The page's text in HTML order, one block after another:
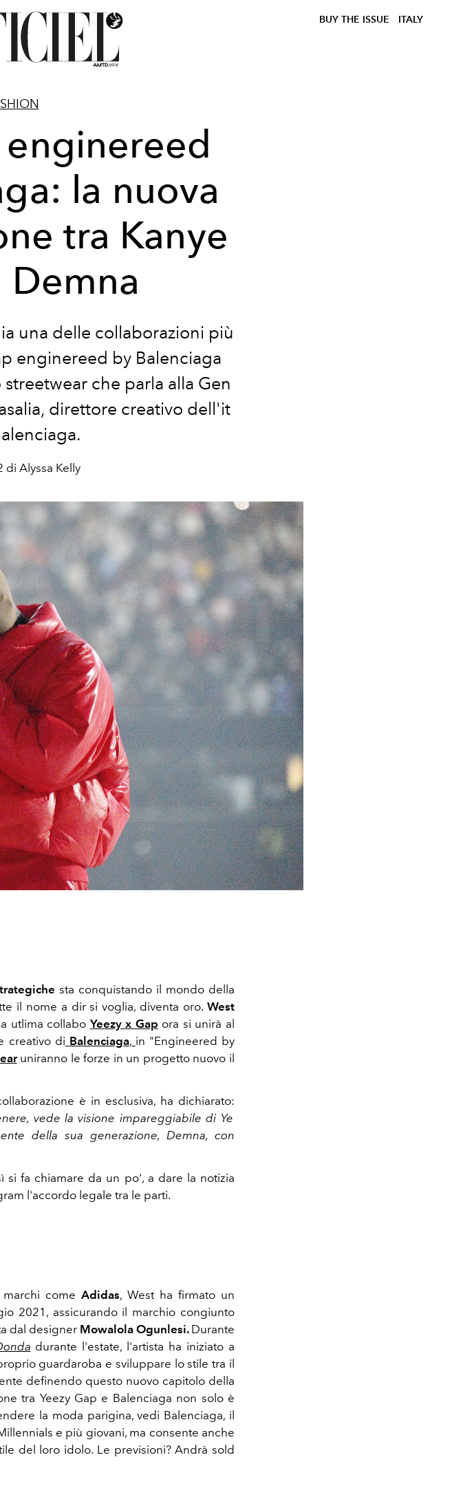
BUY THE ISSUE ITALY
enginereed
la nuova
tra Kanye
Demna
una delle collaborazioni più
enginereed by Balenciaga
che parla alla Gen
direttore creativo dell'it
di Alyssa Kelly
sta conquistando il mondo della
il nome a dir si voglia, diventa oro. West
utlima collabo Yeezy x Gap ora si unirà al
creativo di Balenciaga, in "Engineered by
uniranno le forze in un progetto nuovo il
è in esclusiva, ha dichiarato:
vede la visione impareggiabile di Ye
della sua generazione, Demna, con
si fa chiamare da un po', a dare la notizia
l'accordo legale tra le parti.
come Adidas, West ha firmato un
2021, assicurando il marchio congiunto
dal designer Mowalola Ogunlesi. Durante
durante l'estate, l'artista ha iniziato a
guardaroba e sviluppare lo stile tra il
definendo questo nuovo capitolo della
tra Yeezy Gap e Balenciaga non solo è
la moda parigina, vedi Balenciaga, il
e più giovani, ma consente anche
del loro idolo. Le previsioni? Andrà sold